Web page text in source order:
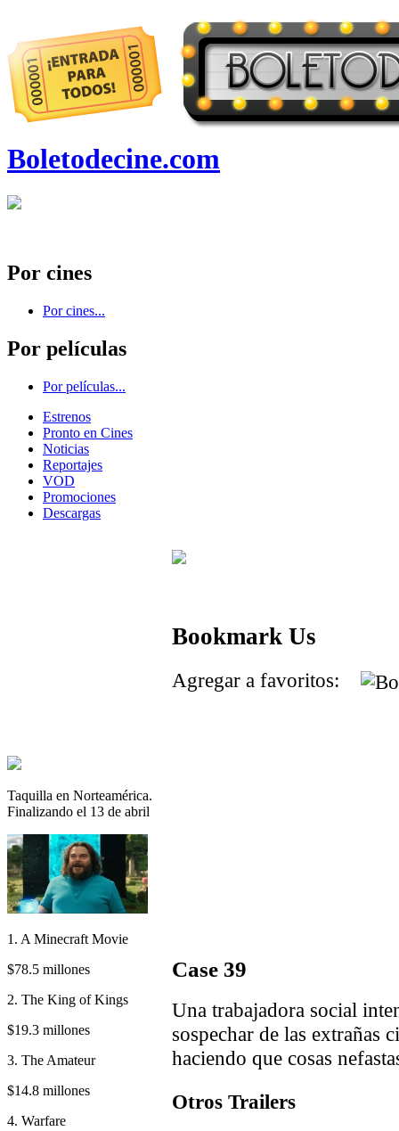
Boletodecine.com
Por cines
Por cines...
Por películas
Por películas...
Estrenos
Pronto en Cines
Noticias
Reportajes
VOD
Promociones
Descargas
Taquilla en Norteamérica.
Finalizando el 13 de abril
1. A Minecraft Movie
$78.5 millones
2. The King of Kings
$19.3 millones
3. The Amateur
$14.8 millones
4. Warfare
Bookmark Us
Agregar a favoritos:
Case 39
Una trabajadora social
sospechar de las extrañas
haciendo que cosas
Otros Trailers